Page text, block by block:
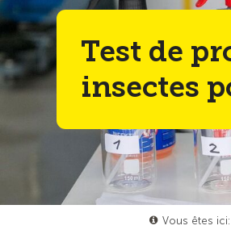
Test de
insectes
Vous êtes ici: